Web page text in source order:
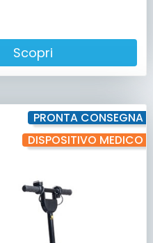
Scopri
PRONTA CONSEGNA
DISPOSITIVO MEDICO